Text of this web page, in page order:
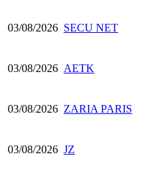
03/08/2026 SECU NET
03/08/2026 AETK
03/08/2026 ZARIA PARIS
03/08/2026 JZ